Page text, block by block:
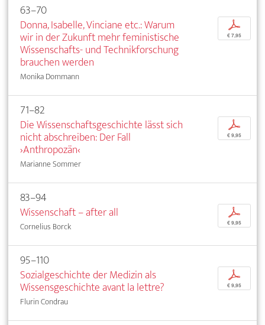
63–70
Donna, Isabelle, Vinciane etc.: Warum
wir in der Zukunft mehr feministische
Wissenschafts- und Technikforschung
brauchen werden
Monika Dommann
p
€ 7,95
71–82
Die Wissenschaftsgeschichte lässt sich
nicht abschreiben: Der Fall
›Anthropozän‹
Marianne Sommer
p
€ 9,95
83–94
Wissenschaft – after all
Cornelius Borck
p
€ 9,95
95–110
Sozialgeschichte der Medizin als
Wissensgeschichte avant la lettre?
Flurin Condrau
p
€ 9,95